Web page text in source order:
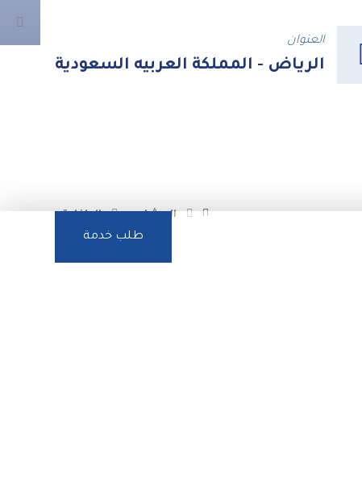
العنوان
الرياض - المملكة العربيه السعودية
طلب خدمة
المشاريع